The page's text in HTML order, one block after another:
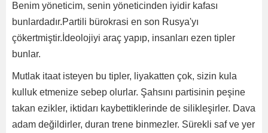
Benim yöneticim, senin yöneticinden iyidir kafası
bunlardadır.Partili bürokrasi en son Rusya'yı
çökertmiştir.İdeolojiyi araç yapıp, insanları ezen tipler
bunlar.
Mutlak itaat isteyen bu tipler, liyakatten çok, sizin kula
kulluk etmenize sebep olurlar. Şahsını partisinin peşine
takan ezikler, iktidarı kaybettiklerinde de silikleşirler. Dava
adam değildirler, duran trene binmezler. Sürekli saf ve yer